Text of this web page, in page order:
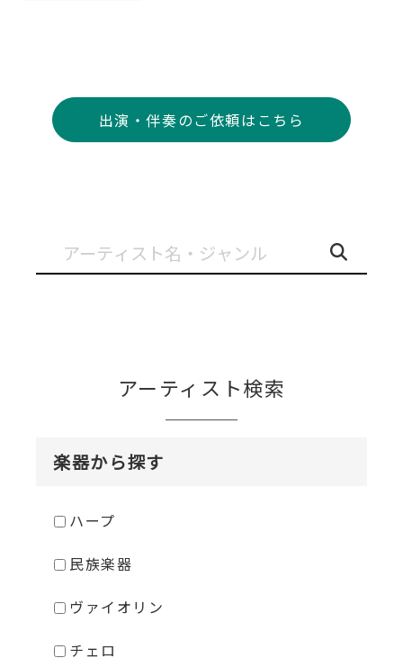
出演・伴奏のご依頼はこちら
アーティスト検索
楽器から探す
ハープ
民族楽器
ヴァイオリン
チェロ